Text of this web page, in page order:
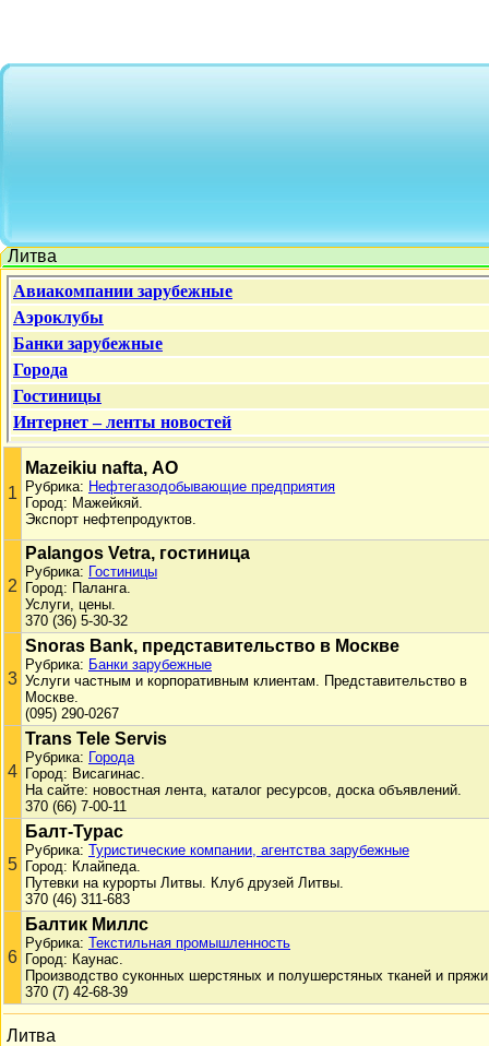
Литва
1
Mazeikiu nafta, АО
Рубрика: Нефтегазодобывающие предприятия
Город: Мажейкяй.
Экспорт нефтепродуктов.
2
Palangos Vetra, гостиница
Рубрика: Гостиницы
Город: Паланга.
Услуги, цены.
370 (36) 5-30-32
3
Snoras Bank, представительство в Москве
Рубрика: Банки зарубежные
Услуги частным и корпоративным клиентам. Представительство в
Москве.
(095) 290-0267
4
Trans Tele Servis
Рубрика: Города
Город: Висагинас.
На сайте: новостная лента, каталог ресурсов, доска объявлений.
370 (66) 7-00-11
5
Балт-Турас
Рубрика: Туристические компании, агентства зарубежные
Город: Клайпеда.
Путевки на курорты Литвы. Клуб друзей Литвы.
370 (46) 311-683
6
Балтик Миллс
Рубрика: Текстильная промышленность
Город: Каунас.
Производство суконных шерстяных и полушерстяных тканей и
370 (7) 42-68-39
Литва